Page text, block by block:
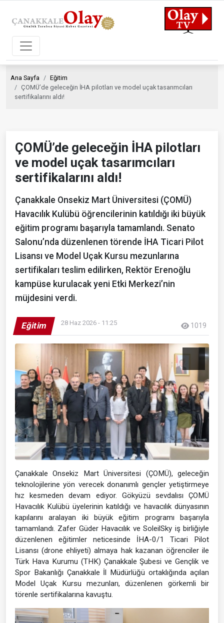
Ana Sayfa
Eğitim
ÇOMÜ’de geleceğin İHA pilotları ve model uçak tasarımcıları
sertifikalarını aldı!
ÇOMÜ’de geleceğin İHA pilotları
ve model uçak tasarımcıları
sertifikalarını aldı!
Çanakkale Onsekiz Mart Üniversitesi (ÇOMÜ)
Havacılık Kulübü öğrencilerinin katıldığı iki büyük
eğitim programı başarıyla tamamlandı. Senato
Salonu’nda düzenlenen törende İHA Ticari Pilot
Lisansı ve Model Uçak Kursu mezunlarına
sertifikaları teslim edilirken, Rektör Erenoğlu
kampüse kurulacak yeni Etki Merkezi’nin
müjdesini verdi.
Eğitim 28 Haz 2026 - 11:25 1019
Çanakkale Onsekiz Mart Üniversitesi (ÇOMÜ), geleceğin
teknolojilerine yön verecek donanımlı gençler yetiştirmeye
hız kesmeden devam ediyor. Gökyüzü sevdalısı ÇOMÜ
Havacılık Kulübü üyelerinin katıldığı ve havacılık dünyasının
kapılarını aralayan iki büyük eğitim programı başarıyla
tamamlandı. Zafer Güder Havacılık ve SoleilSky iş birliğiyle
düzenlenen eğitimler neticesinde İHA-0/1 Ticari Pilot
Lisansı (drone ehliyeti) almaya hak kazanan öğrenciler ile
Türk Hava Kurumu (THK) Çanakkale Şubesi ve Gençlik ve
Spor Bakanlığı Çanakkale İl Müdürlüğü ortaklığında açılan
Model Uçak Kursu mezunları, düzenlenen görkemli bir
törenle sertifikalarına kavuştu.